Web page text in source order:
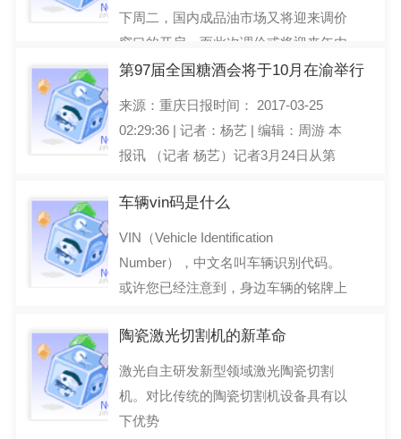
下周二，国内成品油市场又将迎来调价
窗口的开启，而此次调价或将迎来年内
油价最大幅度的下调。 记者从多家
第97届全国糖酒会将于10月在渝举行
来源：重庆日报时间： 2017-03-25
02:29:36 | 记者：杨艺 | 编辑：周游 本
报讯 （记者 杨艺）记者3月24日从第
2017-03-25
车辆vin码是什么
VIN（Vehicle Identification
Number），中文名叫车辆识别代码。
或许您已经注意到，身边车辆的铭牌上
2017-03-22
陶瓷激光切割机的新革命
激光自主研发新型领域激光陶瓷切割
机。对比传统的陶瓷切割机设备具有以
下优势